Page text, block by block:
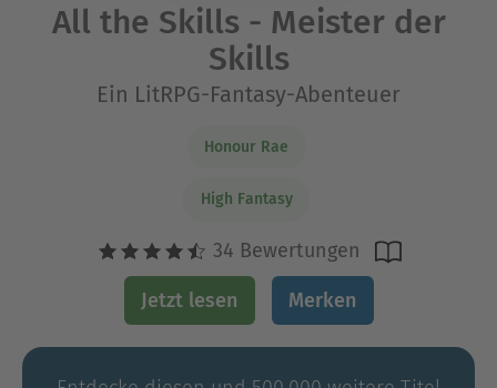
All the Skills - Meister der
Skills
Ein LitRPG-Fantasy-Abenteuer
Honour Rae
High Fantasy
34 Bewertungen
Jetzt lesen Merken